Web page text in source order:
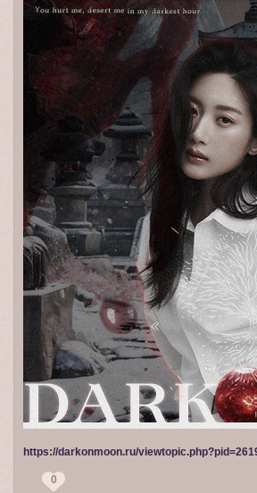
https://darkonmoon.ru/
0